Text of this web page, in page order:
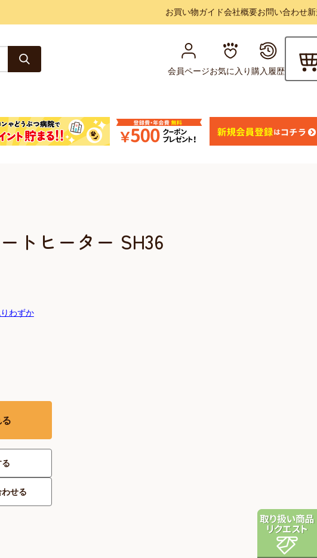
お買い物ガイド会社概要お問い合わせ
会員ページお気に入り購入履歴
トヒーター SH36
わずか
せる